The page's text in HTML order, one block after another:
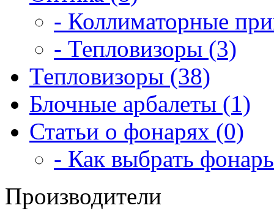
- Коллиматорные
- Тепловизоры (3)
Тепловизоры (38)
Блочные арбалеты (1)
Статьи о фонарях (0)
- Как выбрать
Производители